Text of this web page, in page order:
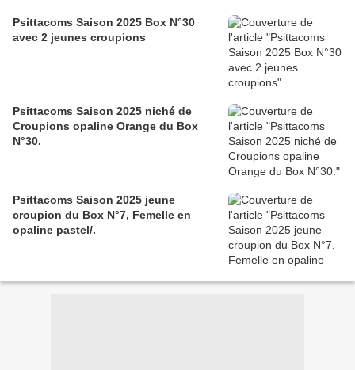
Psittacoms Saison 2025 Box N°30
avec 2 jeunes croupions
Psittacoms Saison 2025 niché de
Croupions opaline Orange du Box
N°30.
Psittacoms Saison 2025 jeune
croupion du Box N°7, Femelle en
opaline pastel/.